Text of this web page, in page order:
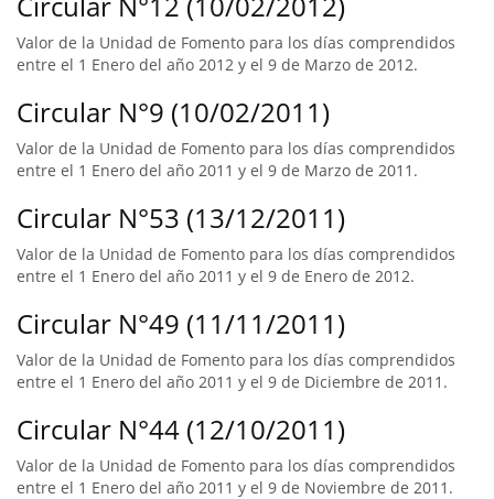
Valor de la Unidad de Fomento para los días comprendidos
entre el 1 Enero del año 2012 y el 9 de Marzo de 2012.
Circular N°9 (10/02/2011)
Valor de la Unidad de Fomento para los días comprendidos
entre el 1 Enero del año 2011 y el 9 de Marzo de 2011.
Circular N°53 (13/12/2011)
Valor de la Unidad de Fomento para los días comprendidos
entre el 1 Enero del año 2011 y el 9 de Enero de 2012.
Circular N°49 (11/11/2011)
Valor de la Unidad de Fomento para los días comprendidos
entre el 1 Enero del año 2011 y el 9 de Diciembre de 2011.
Circular N°44 (12/10/2011)
Valor de la Unidad de Fomento para los días comprendidos
entre el 1 Enero del año 2011 y el 9 de Noviembre de 2011.